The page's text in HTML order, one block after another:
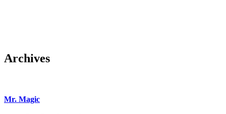
Archives
Mr. Magic